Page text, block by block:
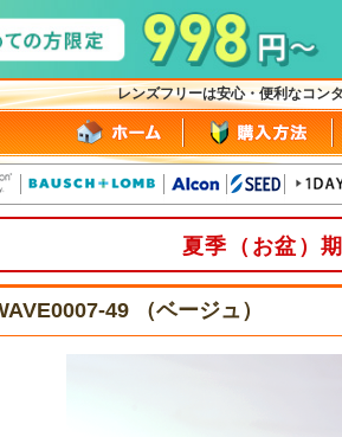
レンズフリーは安心・便利なコン
夏季（お盆）
49 （ベージュ）